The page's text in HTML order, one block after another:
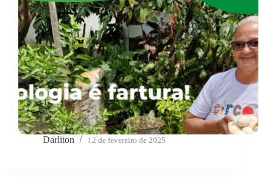
Darliton 12 de fevereiro de 2025